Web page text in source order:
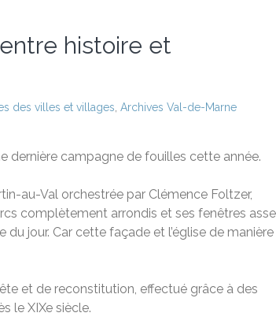
histoire et
des villes et villages Archives Val-de-Marne
dernière campagne de fouilles cette année.
au-Val orchestrée par Clémence Foltzer,
complètement arrondis et ses fenêtres
du jour. Car cette façade et l’église de manière
et de reconstitution, effectué grâce à des
le XIXe siècle.